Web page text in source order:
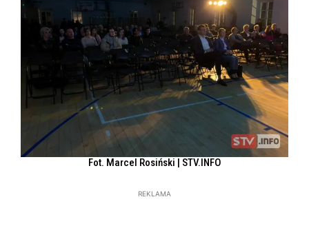
Fot. Marcel Rosiński | STV.INFO
REKLAMA